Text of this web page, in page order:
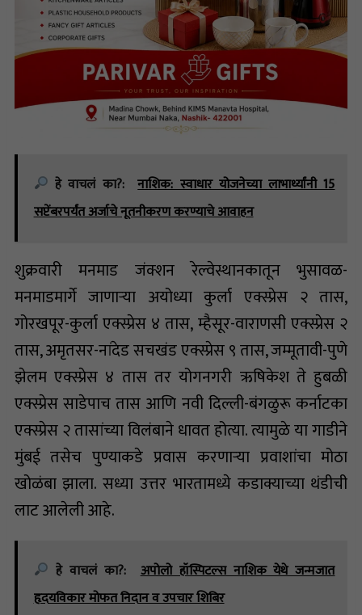
हे वाचलं का?:
नाशिक: स्वाधार योजनेच्या लाभार्थ्यांनी 15
सप्टेंबरपर्यंत अर्जाचे नूतनीकरण करण्याचे आवाहन
शुक्रवारी मनमाड जंक्शन रेल्वेस्थानकातून भुसावळ-
मनमाडमार्गे जाणाऱ्या अयोध्या कुर्ला एक्स्प्रेस २ तास,
गोरखपूर-कुर्ला एक्स्प्रेस ४ तास, म्हैसूर-वाराणसी एक्स्प्रेस २
तास, अमृतसर-नांदेड सचखंड एक्स्प्रेस ९ तास, जम्मूतावी-पुणे
झेलम एक्स्प्रेस ४ तास तर योगनगरी ऋषिकेश ते हुबळी
एक्स्प्रेस साडेपाच तास आणि नवी दिल्ली-बंगळुरू कर्नाटका
एक्स्प्रेस २ तासांच्या विलंबाने धावत होत्या. त्यामुळे या गाडीने
मुंबई तसेच पुण्याकडे प्रवास करणाऱ्या प्रवाशांचा मोठा
खोळंबा झाला. सध्या उत्तर भारतामध्ये कडाक्याच्या थंडीची
लाट आलेली आहे.
हे वाचलं का?:
अपोलो हॉस्पिटल्स नाशिक येथे जन्मजात
हृदयविकार मोफत निदान व उपचार शिबिर